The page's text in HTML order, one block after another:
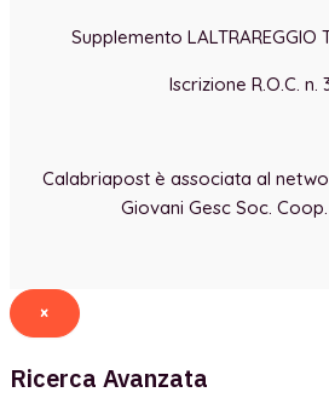
Supplemento LALTRAREGGIO
Iscrizione R.O.C. n.
Calabriapost è associata al
Giovani Gesc Soc.
×
Ricerca Avanzata